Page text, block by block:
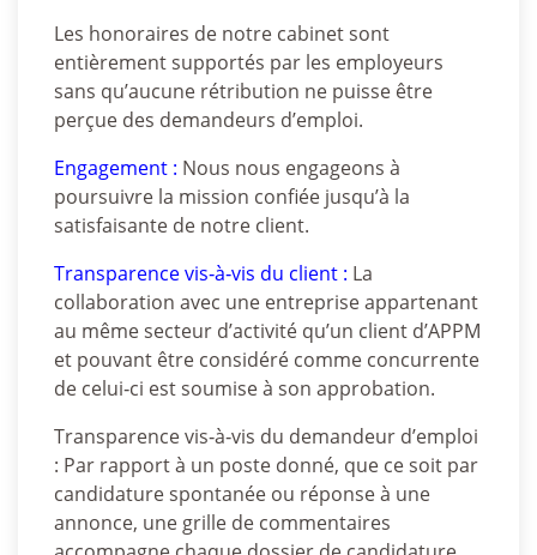
Les honoraires de notre cabinet sont
entièrement supportés par les employeurs
sans qu’aucune rétribution ne puisse être
perçue des demandeurs d’emploi.
Engagement : Nous nous engageons à
poursuivre la mission confiée jusqu’à la
satisfaisante de notre client.
Transparence vis‐à‐vis du client : La
collaboration avec une entreprise appartenant
au même secteur d’activité qu’un client d’APPM
et pouvant être considéré comme concurrente
de celui‐ci est soumise à son approbation.
Transparence vis‐à‐vis du demandeur d’emploi
: Par rapport à un poste donné, que ce soit par
candidature spontanée ou réponse à une
annonce, une grille de commentaires